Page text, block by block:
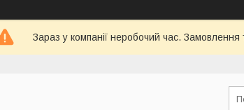
Зараз у компанії неробочий час.